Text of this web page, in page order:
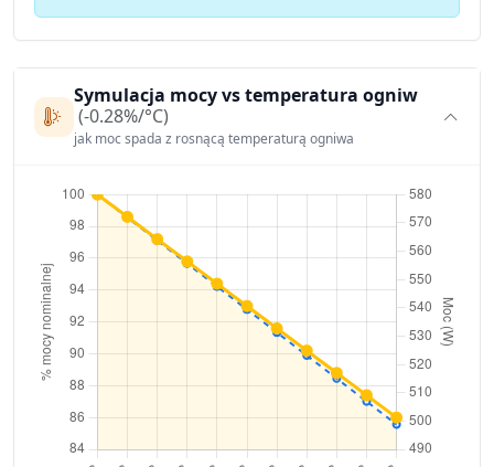
Symulacja mocy vs temperatura ogniw
(-0.28%/°C)
jak moc spada z rosnącą temperaturą ogniwa